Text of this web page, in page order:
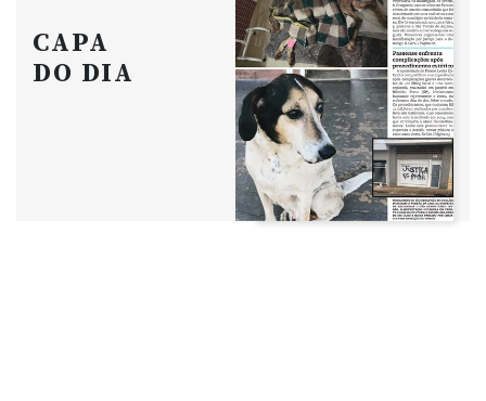
CAPA
DO DIA